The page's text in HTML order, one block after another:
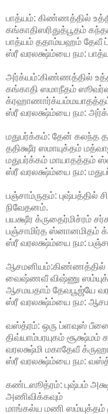
பாத்யம்: கிண்ணத்தில்
கங்காதிஸரிதுத்பூதம்
பாத்யம் ததாம்யஹம் தேவீ
ஸ்ரீ வரலக்ஷ்ம்யை நம:
அர்க்யம்:கிண்ணத்தில்
கங்காதி ஸமாநீதம்
க்ரஹாணார்க்யம்மயாதத்தம்
ஸ்ரீ வரலக்ஷ்ம்யை நம:
மதுபர்க்கம்: தேன் கலந்த
ததிக்ஷீர ஸமாயுக்தம்
மதுபர்க்கம் மாயாதத்தம்
ஸ்ரீ வரலக்ஷ்ம்யை நம:
பஞ்சாம்ருதம்: புஷ்பத்தில்
நிவேதனம்.
பயக்ஷீர க்ருதைர்மிச்ரம்
பஞ்சாமிர்த ஸ்னானமிதம்
ஸ்ரீ வரலக்ஷ்ம்யை நம:
ஆசமனியம்:கிண்ணத்தில்
வைஷ்ணவீ விஷ்ணு
ஆசமயதாம் தேவபூஜ்யே
ஸ்ரீ வரலக்ஷ்ம்யை நம:
வஸ்த்ரம்: ஒரு ப்ளவுஸ்
திவ்யாம்பரயுகம்
வரலக்ஷ்மி மகாதேவீ
ஸ்ரீ வரலக்ஷ்ம்யை நம:
கண்டஸூத்ரம்: புஷ்பம்
அணிவிக்கவும்
மாங்கல்ய மணி ஸம்யுக்தம்